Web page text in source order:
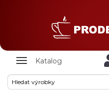
Zobrazit
Katalog